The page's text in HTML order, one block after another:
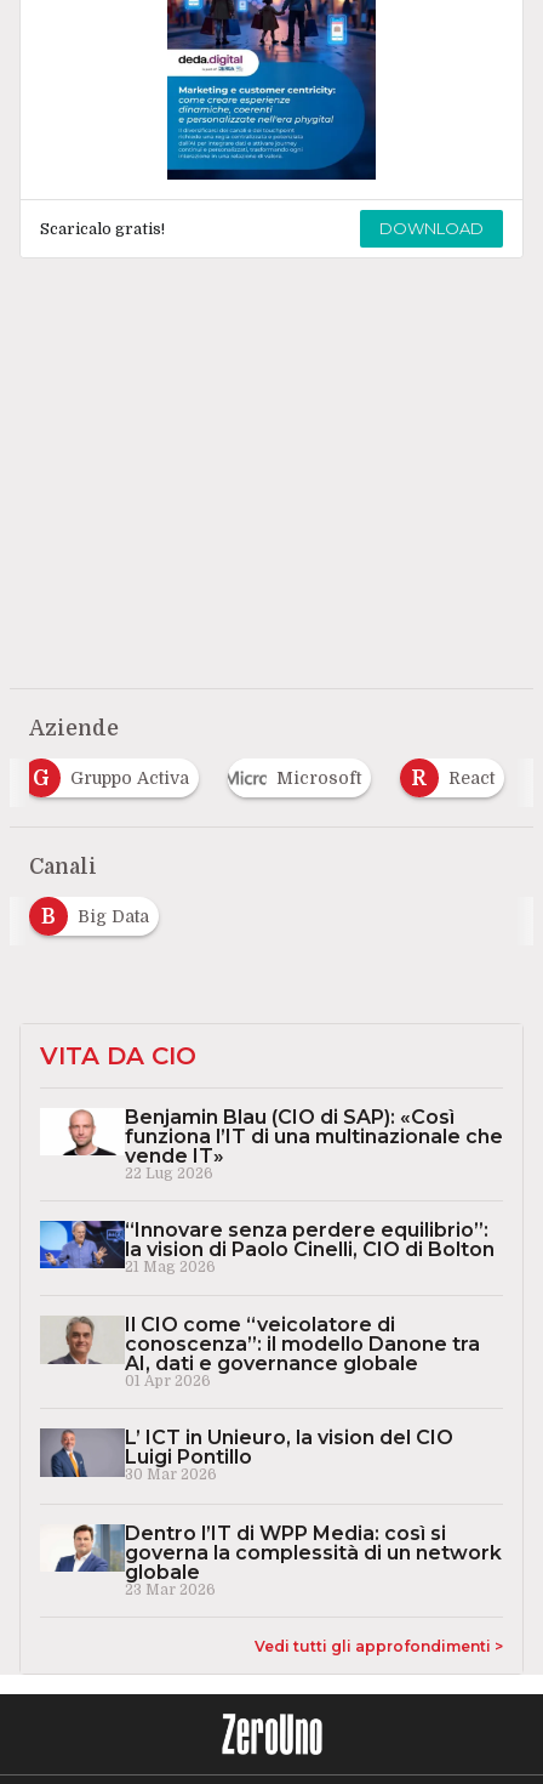
Scaricalo gratis! DOWNLOAD
Aziende
G Gruppo Activa Microsoft R React
Canali
B Big Data
VITA DA CIO
Benjamin Blau (CIO di SAP): «Così
funziona l’IT di una multinazionale che
vende IT»
22 Lug 2026
“Innovare senza perdere equilibrio”:
la vision di Paolo Cinelli, CIO di Bolton
21 Mag 2026
Il CIO come “veicolatore di
conoscenza”: il modello Danone tra
AI, dati e governance globale
01 Apr 2026
L’ ICT in Unieuro, la vision del CIO
Luigi Pontillo
30 Mar 2026
Dentro l’IT di WPP Media: così si
governa la complessità di un network
globale
23 Mar 2026
Vedi tutti gli approfondimenti >